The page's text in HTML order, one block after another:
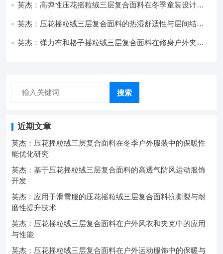
英杰：高弹性压花摇粒绒三层复合面料在冬季童装设计中
英杰：压花摇粒绒三层复合面料的热湿舒适性与层间结合
英杰：弹力布和格子摇粒绒三层复合面料在修身户外夹克
搜索
近期文章
英杰：压花摇粒绒三层复合面料在冬季户外服装中的保暖性
能优化研究
英杰：基于压花摇粒绒三层复合面料的高透气防风运动服饰
开发
英杰：应用于滑雪服的压花摇粒绒三层复合面料抗撕裂与耐
磨性提升技术
英杰：压花摇粒绒三层复合面料在户外风衣和夹克中的应用
与性能
英杰：压花摇粒绒三层复合面料在户外运动服饰中的保暖与